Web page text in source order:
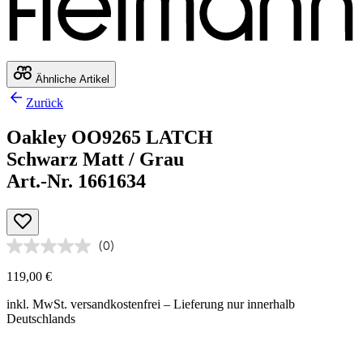
Ähnliche Artikel
Zurück
Oakley OO9265 LATCH
Schwarz Matt / Grau
Art.-Nr. 1661634
(0)
119,00 €
inkl. MwSt. versandkostenfrei – Lieferung nur innerhalb
Deutschlands